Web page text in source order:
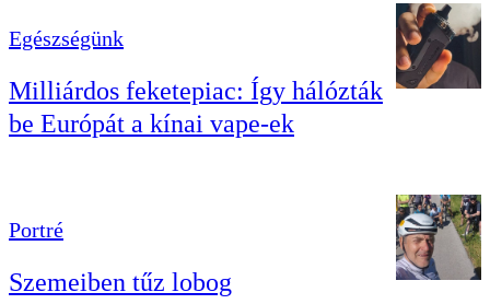
Egészségünk
Milliárdos feketepiac: Így hálózták
be Európát a kínai vape-ek
Portré
Szemeiben tűz lobog